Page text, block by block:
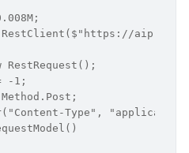
RestRequest();
-1;
Type",